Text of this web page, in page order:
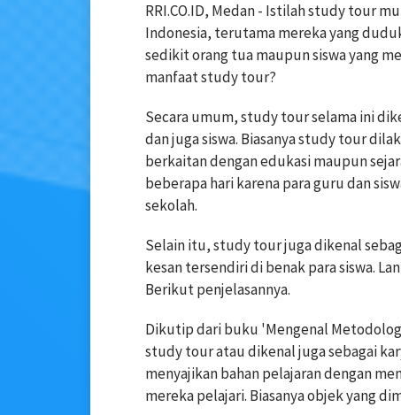
RRI.CO.ID, Medan - Istilah study tour
Indonesia, terutama mereka yang
sedikit orang tua maupun siswa yang
manfaat study tour?
Secara umum, study tour selama ini
dan juga siswa. Biasanya study tour
berkaitan dengan edukasi maupun
beberapa hari karena para guru dan
sekolah.
Selain itu, study tour juga dikenal
kesan tersendiri di benak para siswa.
Berikut penjelasannya.
Dikutip dari buku 'Mengenal
study tour atau dikenal juga sebagai
menyajikan bahan pelajaran dengan
mereka pelajari. Biasanya objek yang